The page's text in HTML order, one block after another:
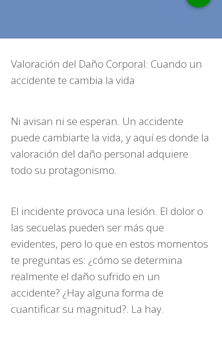
Valoración del Daño Corporal: Cuando un
accidente te cambia la vida
Ni avisan ni se esperan. Un accidente
puede cambiarte la vida, y aquí es donde la
valoración del daño personal adquiere
todo su protagonismo.
El incidente provoca una lesión. El dolor o
las secuelas pueden ser más que
evidentes, pero lo que en estos momentos
te preguntas es: ¿cómo se determina
realmente el daño sufrido en un
accidente? ¿Hay alguna forma de
cuantificar su magnitud?. La hay.